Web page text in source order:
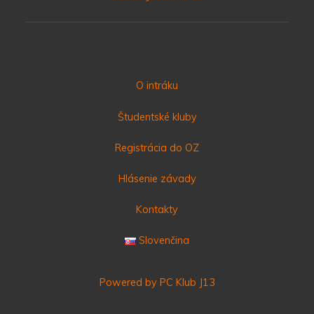
O intráku
Študentské kluby
Registrácia do OZ
Hlásenie závady
Kontakty
Slovenčina
Powered by PC Klub J13